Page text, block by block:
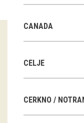
Arhiv razstav
dogodki
CANADA
CELJE
CERKNO /